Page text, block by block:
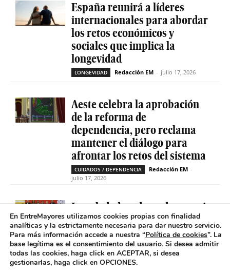
España reunirá a líderes
internacionales para abordar
los retos económicos y
sociales que implica la
longevidad
LONGEVIDAD Redacción EM - julio 17, 2026
Aeste celebra la aprobación
de la reforma de
dependencia, pero reclama
mantener el diálogo para
afrontar los retos del sistema
CUIDADOS / DEPENDENCIA Redacción EM -
julio 17, 2026
La soledad no deseada es casi
cinco veces superior entre
personas que tienen
problemas de salud mental
SOLEDAD NO DESEADA Redacción EM
En EntreMayores utilizamos cookies propias con finalidad
analíticas y la estrictamente necesaria para dar nuestro servicio.
Para más información accede a nuestra “Política de cookies”. La
base legítima es el consentimiento del usuario. Si desea admitir
todas las cookies, haga click en ACEPTAR, si desea
gestionarlas, haga click en OPCIONES.